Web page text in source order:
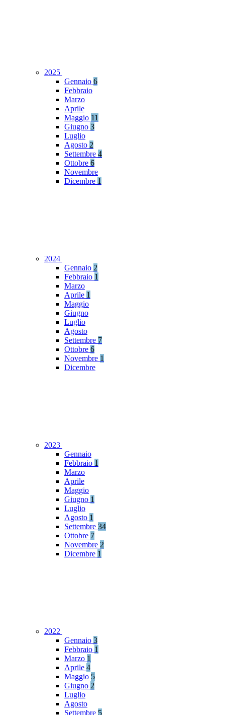
2025
Gennaio 6
Febbraio
Marzo
Aprile
Maggio 11
Giugno 3
Luglio
Agosto 2
Settembre 4
Ottobre 6
Novembre
Dicembre 1
2024
Gennaio 2
Febbraio 1
Marzo
Aprile 1
Maggio
Giugno
Luglio
Agosto
Settembre 7
Ottobre 6
Novembre 1
Dicembre
2023
Gennaio
Febbraio 1
Marzo
Aprile
Maggio
Giugno 1
Luglio
Agosto 1
Settembre 34
Ottobre 7
Novembre 2
Dicembre 1
2022
Gennaio 3
Febbraio 1
Marzo 1
Aprile 4
Maggio 5
Giugno 2
Luglio
Agosto
Settembre 5